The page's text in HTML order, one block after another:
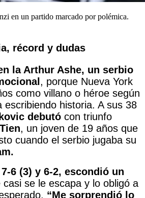
en un partido marcado por polémica.
récord y dudas
la Arthur Ashe, un serbio
, porque Nueva York
como villano o héroe según
escribiendo historia. A sus 38
debutó con triunfo
, un joven de 19 años que
cuando el serbio jugaba su
6 (3) y 6-2, escondió un
casi se le escapa y lo obligó a
“Me sorprendió lo